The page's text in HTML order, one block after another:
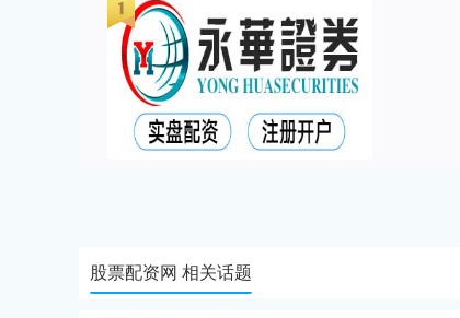
股票配资网 相关话题